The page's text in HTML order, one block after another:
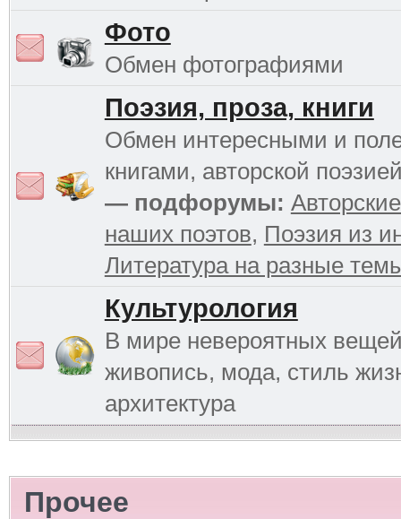
Фото
Обмен фотографиями
Поэзия, проза, книги
Обмен интересными и
книгами, авторской
— подфорумы:
наших поэтов, Поэзия из
Литература на разные
Культурология
В мире невероятных
живопись, мода, стиль
архитектура
Прочее